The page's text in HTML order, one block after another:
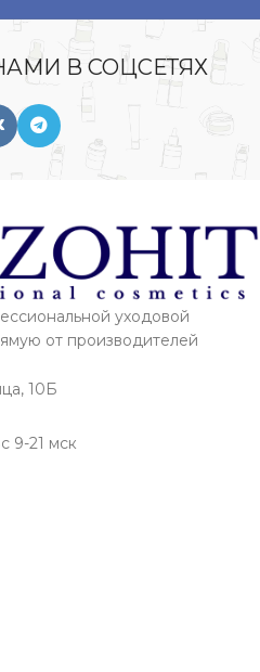
В СОЦСЕТЯХ
уходовой
от производителей
10Б
9-21 мск